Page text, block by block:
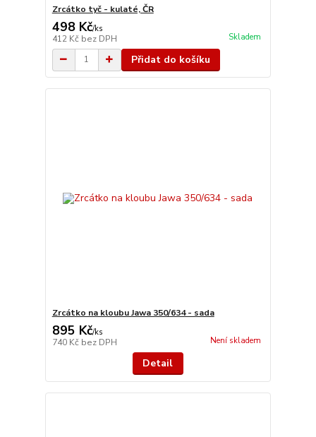
Zrcátko tyč - kulaté, ČR
498 Kč/ks
412 Kč bez DPH Skladem
Přidat do košíku
Zrcátko na kloubu Jawa 350/634 - sada
895 Kč/ks
740 Kč bez DPH Není skladem
Detail